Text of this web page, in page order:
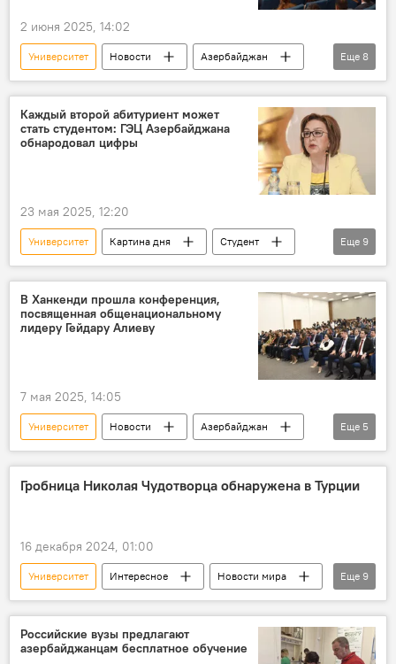
2 июня 2025, 14:02
Университет Новости
Азербайджан
Карабах
Ханкенди
освобожденные земли
госпрограмма "Великое возвращение"
Эмин Амруллаев
Еще 8
Каждый второй абитуриент может
стать студентом: ГЭЦ Азербайджана
обнародовал цифры
23 мая 2025, 12:20
Университет Картина дня
Студент
Абитуриенты
Азербайджан
Государственный экзаменационный центр (ГЭЦ)
Малейка Аббасзаде
карабахский
заказ
Еще 9
В Ханкенди прошла конференция,
посвященная общенациональному
лидеру Гейдару Алиеву
7 мая 2025, 14:05
Университет Новости
Азербайджан
Карабах
Ханкенди
Карабахский экономический район
Еще 5
Гробница Николая Чудотворца обнаружена в Турции
16 декабря 2024, 01:00
Университет Интересное
Новости мира
Турция
Италия
Ученые
Специалисты
Гробница
Захоронение
Мустафа Кемаль Ататюрк
Еще 9
Российские вузы предлагают
азербайджанцам бесплатное обучение